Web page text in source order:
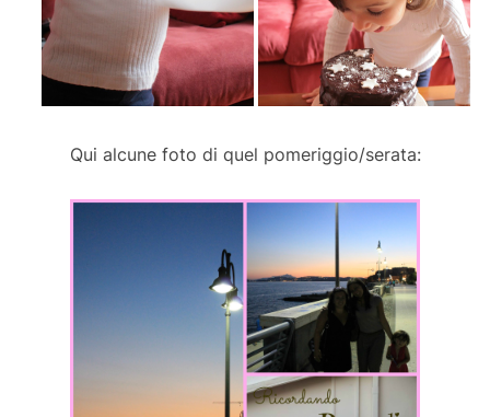
Qui alcune foto di quel pomeriggio/serata: